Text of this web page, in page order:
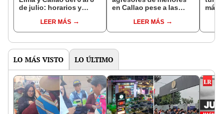
de julio: horarios y
interrupciones de hasta
11 horas
LEER MÁS
en Callao pese a las
culpabilidad
LEER MÁS
más
en
LO MÁS VISTO LO ÚLTIMO